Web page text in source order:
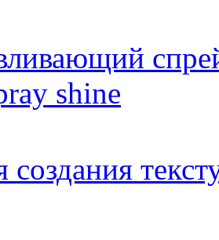
shine
создания